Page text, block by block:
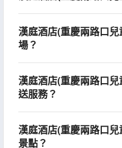
漢庭酒店(重慶兩路口
場？
漢庭酒店(重慶兩路口
送服務？
漢庭酒店(重慶兩路口
景點？